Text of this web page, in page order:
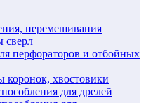
перемешивания
сверл
перфораторов и отбойных
коронок, хвостовики
для дрелей